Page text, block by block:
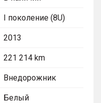
I поколение (8U)
2013
221 214 km
Внедорожник
Белый